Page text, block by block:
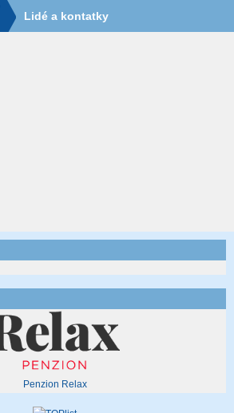
Lidé a kontatky
Penzion Relax